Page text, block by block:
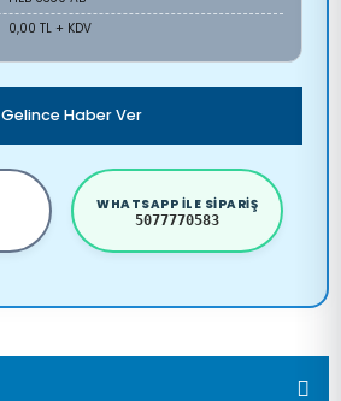
0,00 TL + KDV
Gelince Haber Ver
WHATSAPP ILE SIPARIŞ
5077770583